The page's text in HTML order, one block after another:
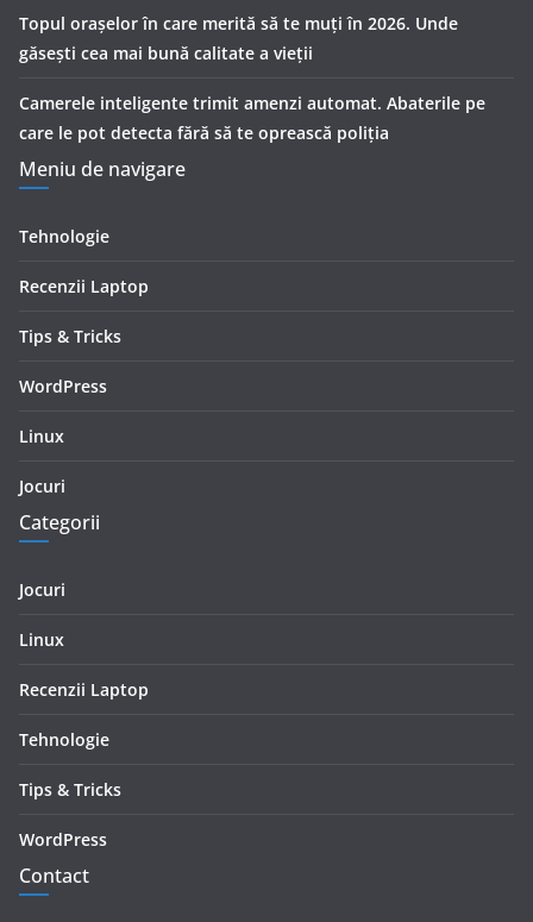
Topul orașelor în care merită să te muți în 2026. Unde
găsești cea mai bună calitate a vieții
Camerele inteligente trimit amenzi automat. Abaterile pe
care le pot detecta fără să te oprească poliția
Meniu de navigare
Tehnologie
Recenzii Laptop
Tips & Tricks
WordPress
Linux
Jocuri
Categorii
Jocuri
Linux
Recenzii Laptop
Tehnologie
Tips & Tricks
WordPress
Contact